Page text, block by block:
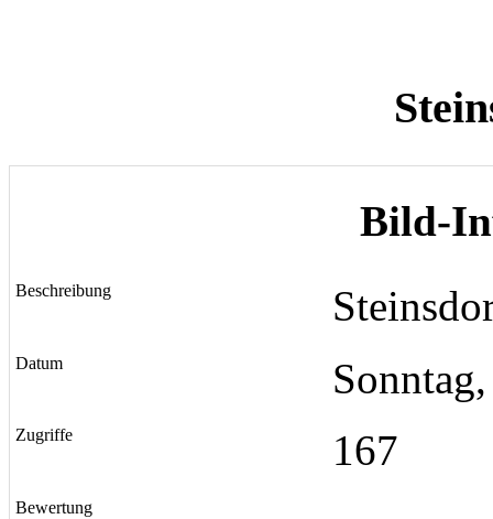
Bild-
Beschreibung
Datum
Zugriffe 167
Bewertung